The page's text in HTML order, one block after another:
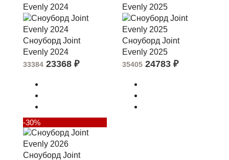
Сноуборд Joint
Evenly 2024
33384 23368 ₽
Сноуборд Joint
Evenly 2025
35405 24783 ₽
-30%
Сноуборд Joint